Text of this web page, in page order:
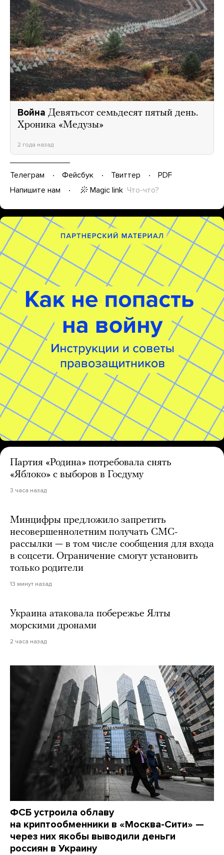
Война Девятьсот семьдесят пятый день.
Хроника «Медузы»
2 года назад
Телеграм Фейсбук Твиттер
PDF
Напишите нам
Magic link Что-что?
Партия «Родина» потребовала снять
«Яблоко» с выборов в Госдуму
3 часа назад
Минцифры предложило запретить
несовершеннолетним получать СМС-
рассылки — в том числе сообщения для входа
в соцсети. Ограничение смогут установить
только родители
13 минут назад
Украина атаковала побережье Ялты
морскими дронами
2 часа назад
ФСБ устроила облаву
на криптообменники в «Москва-Сити» —
через них якобы выводили деньги
россиян в Украину